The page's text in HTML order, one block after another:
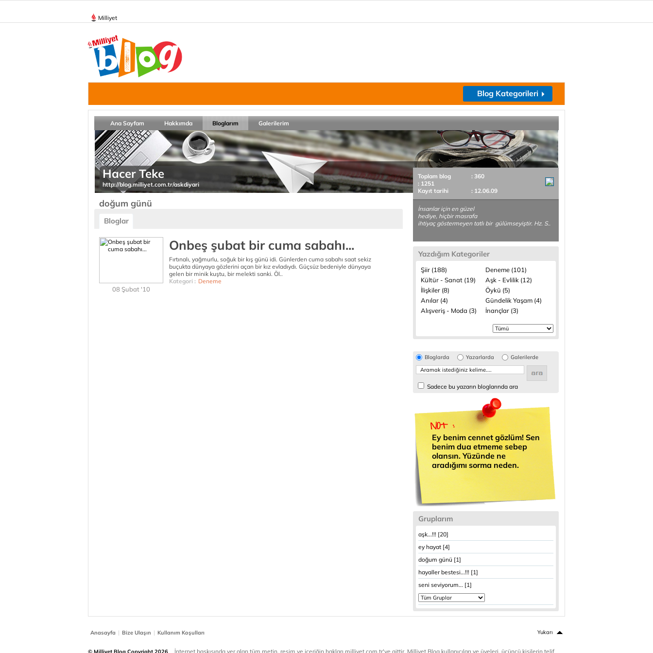
Milliyet
Blog Kategorileri
Ana Sayfam Hakkımda Bloglarım Galerilerim
Hacer Teke
http://blog.milliyet.com.tr/askdiyari
doğum günü
Bloglar
08 Şubat '10
Onbeş şubat bir cuma sabahı...
Fırtınalı, yağmurlu, soğuk bir kış günü idi. Günlerden cuma sabahı saat sekiz
buçukta dünyaya gözlerini açan bir kız evladıydı. Güçsüz bedeniyle dünyaya
gelen bir minik kuştu, bir melekti sanki. Öl..
Kategori : Deneme
Toplam blog
: 360
: 1251
Kayıt tarihi
: 12.06.09
İnsanlar için en güzel
hediye, hiçbir masrafa
ihtiyaç göstermeyen tatlı bir gülümseyiştir. Hz. S..
Yazdığım Kategoriler
Şiir (188)
Deneme (101)
Kültür - Sanat (19)
Aşk - Evlilik (12)
İlişkiler (8)
Öykü (5)
Anılar (4)
Gündelik Yaşam (4)
Alışveriş - Moda (3)
İnançlar (3)
Bloglarda Yazarlarda Galerilerde
Sadece bu yazarın bloglarında ara
Ey benim cennet gözlüm! Sen
benim dua etmeme sebep
olansın. Yüzünde ne
aradığımı sorma neden.
Gruplarım
aşk...!!! [20]
ey hayat [4]
doğum günü [1]
hayaller bestesi...!!! [1]
seni seviyorum... [1]
Anasayfa | Bize Ulaşın | Kullanım Koşulları Yukarı
© Milliyet Blog Copyright 2026 İnternet baskısında yer alan tüm metin, resim ve içeriğin hakları milliyet.com.tr'ye aittir. Milliyet Blog kullanıcıları ve üyeleri, üçüncü kişilerin telif